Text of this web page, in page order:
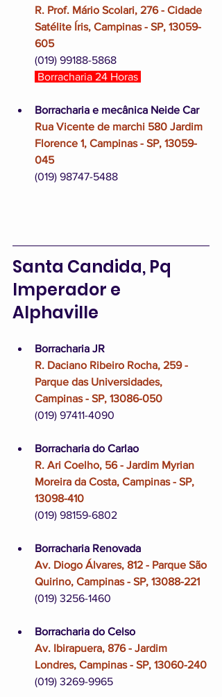
R. Prof. Mário Scolari, 276 - Cidade
Satélite Íris, Campinas - SP, 13059-
605
(019) 99188-5868
Borracharia 24 Horas
Borracharia e mecânica Neide Car
Rua Vicente de marchi 580 Jardim
Florence 1, Campinas - SP, 13059-
045
(019) 98747-5488
Santa Candida, Pq
Imperador e
Alphaville
Borracharia JR
R. Daciano Ribeiro Rocha, 259 -
Parque das Universidades,
Campinas - SP, 13086-050
(019) 97411-4090
Borracharia do Carlao
R. Ari Coelho, 56 - Jardim Myrian
Moreira da Costa, Campinas - SP,
13098-410
(019) 98159-6802
Borracharia Renovada
Av. Diogo Álvares, 812 - Parque São
Quirino, Campinas - SP, 13088-221
(019) 3256-1460
Borracharia do Celso
Av. Ibirapuera, 876 - Jardim
Londres, Campinas - SP, 13060-240
(019) 3269-9965